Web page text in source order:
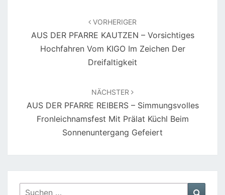
VORHERIGER
AUS DER PFARRE KAUTZEN – Vorsichtiges
Hochfahren Vom KIGO Im Zeichen Der
Dreifaltigkeit
NÄCHSTER
AUS DER PFARRE REIBERS – Simmungsvolles
Fronleichnamsfest Mit Prälat Küchl Beim
Sonnenuntergang Gefeiert
Suchen